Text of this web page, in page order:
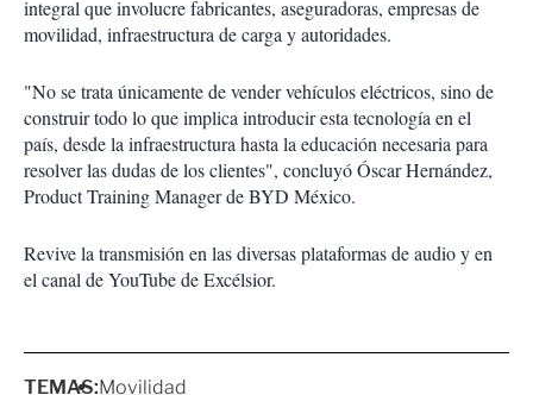
integral que involucre fabricantes, aseguradoras, empresas de
movilidad, infraestructura de carga y autoridades.
"No se trata únicamente de vender vehículos eléctricos, sino de
construir todo lo que implica introducir esta tecnología en el
país, desde la infraestructura hasta la educación necesaria para
resolver las dudas de los clientes", concluyó Óscar Hernández,
Product Training Manager de BYD México.
Revive la transmisión en las diversas plataformas de audio y en
el canal de YouTube de Excélsior.
TEMAS:Movilidad